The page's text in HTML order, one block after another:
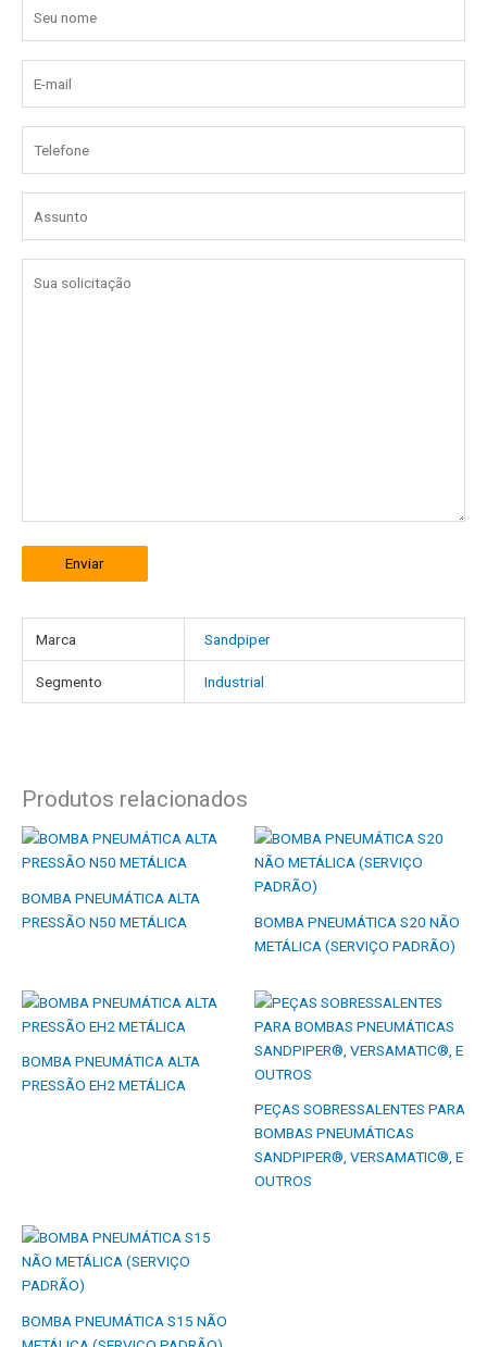
Enviar
Marca Sandpiper
Segmento Industrial
Produtos relacionados
BOMBA PNEUMÁTICA ALTA
PRESSÃO N50 METÁLICA
BOMBA PNEUMÁTICA S20 NÃO
METÁLICA (SERVIÇO PADRÃO)
BOMBA PNEUMÁTICA ALTA
PRESSÃO EH2 METÁLICA
PEÇAS SOBRESSALENTES PARA
BOMBAS PNEUMÁTICAS
SANDPIPER®, VERSAMATIC®, E
OUTROS
BOMBA PNEUMÁTICA S15 NÃO